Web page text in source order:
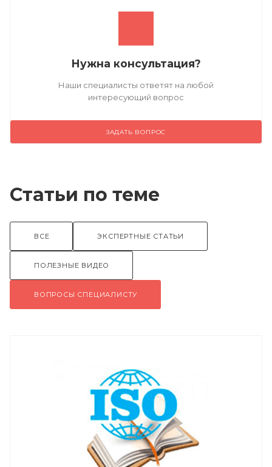
Нужна консультация?
Наши специалисты ответят на любой
интересующий вопрос
ЗАДАТЬ ВОПРОС
Статьи по теме
ВСЕ ЭКСПЕРТНЫЕ СТАТЬИ
ПОЛЕЗНЫЕ ВИДЕО
ВОПРОСЫ СПЕЦИАЛИСТУ